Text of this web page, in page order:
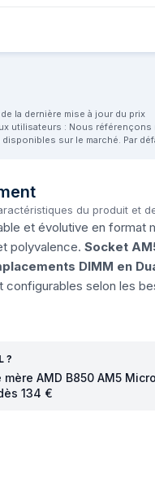
la dernière mise à jour du prix
utilisateurs : Nous
sur le marché. Par
du produit et
et évolutive en format
polyvalence. Socket
DIMM en
configurables selon les
?
AMD B850 AM5
134 €